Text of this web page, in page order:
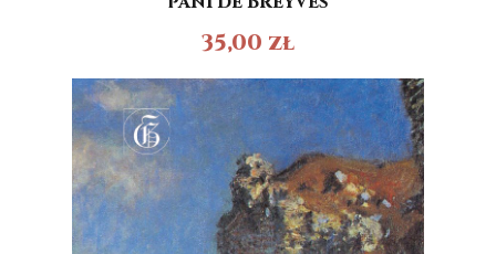
35,00 zł